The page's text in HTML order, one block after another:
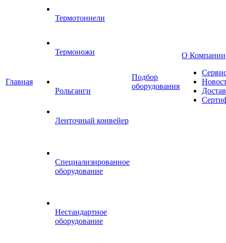
Главная
Термотоннели
Термоножи
Рольганги
Ленточный конвейер
Специализированное
оборудование
Нестандартное
оборудование
Подбор
оборудования
О Компании